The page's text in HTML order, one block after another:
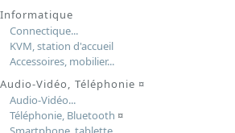
Informatique
Connectique...
KVM, station d'accueil
Accessoires, mobilier...
Audio-Vidéo, Téléphonie ¤
Audio-Vidéo...
Téléphonie, Bluetooth ¤